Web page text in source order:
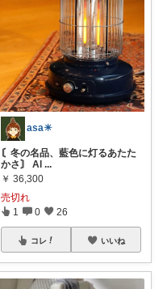
asa☀︎
〘冬の名品、藍色に灯るあたた
かさ〙 Al ...
￥ 36,300
売切れ
1 0 26
コレ いいね